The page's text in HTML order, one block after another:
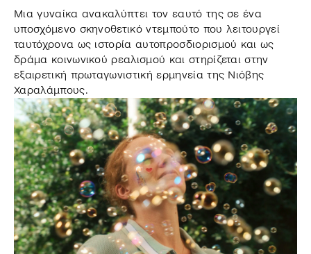
Μια γυναίκα ανακαλύπτει τον εαυτό της σε ένα
υποσχόμενο σκηνοθετικό ντεμπούτο που λειτουργεί
ταυτόχρονα ως ιστορία αυτοπροσδιορισμού και ως
δράμα κοινωνικού ρεαλισμού και στηρίζεται στην
εξαιρετική πρωταγωνιστική ερμηνεία της Νιόβης
Χαραλάμπους.